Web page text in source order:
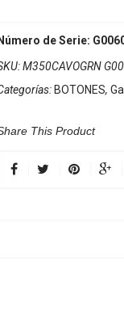
Número de Serie:
M350CAVOGRN
BOTONES,
This Product